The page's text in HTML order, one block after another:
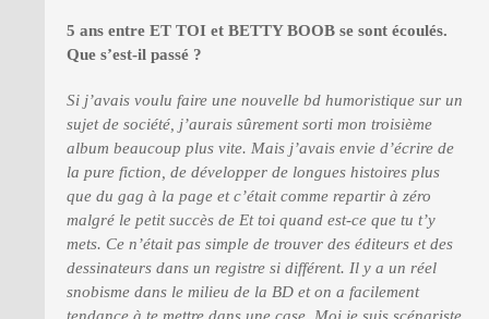
5 ans entre ET TOI et BETTY BOOB se sont écoulés.
Que s’est-il passé ?
Si j’avais voulu faire une nouvelle bd humoristique sur un
sujet de société, j’aurais sûrement sorti mon troisième
album beaucoup plus vite. Mais j’avais envie d’écrire de
la pure fiction, de développer de longues histoires plus
que du gag à la page et c’était comme repartir à zéro
malgré le petit succès de Et toi quand est-ce que tu t’y
mets. Ce n’était pas simple de trouver des éditeurs et des
dessinateurs dans un registre si différent. Il y a un réel
snobisme dans le milieu de la BD et on a facilement